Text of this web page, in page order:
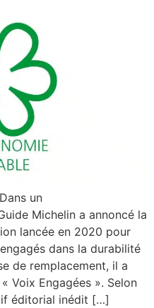
un
Michelin a annoncé la
lancée en 2020 pour
dans la durabilité
de remplacement, il a
Voix Engagées ». Selon
éditorial inédit […]